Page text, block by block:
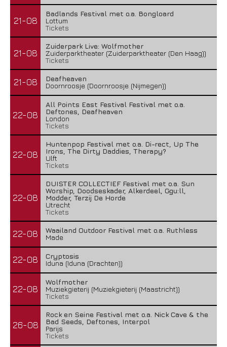
21-08
Badlands Festival met o.a. Bongloard
Lottum
Tickets
21-08
Zuiderpark Live: Wolfmother
Zuiderparktheater (Zuiderparktheater (Den Haag))
Tickets
21-08
Deafheaven
Doornroosje (Doornroosje (Nijmegen))
22-08
All Points East Festival Festival met o.a.
Deftones, Deafheaven
London
Tickets
22-08
Huntenpop Festival met o.a. Di-rect, Up The
Irons, The Dirty Daddies, Therapy?
Ulft
Tickets
22-08
DUISTER COLLECTIEF Festival met o.a. Sun
Worship, Doodseskader, Alkerdeel, Ggu:ll,
Modder, Terzij De Horde
Utrecht
Tickets
22-08
Waailand Outdoor Festival met o.a. Ruthless
Made
22-08
Cryptosis
Iduna (Iduna (Drachten))
22-08
Wolfmother
Muziekgieterij (Muziekgieterij (Maastricht))
Tickets
26-08
Rock en Seine Festival met o.a. Nick Cave & the
Bad Seeds, Deftones, Interpol
Parijs
Tickets